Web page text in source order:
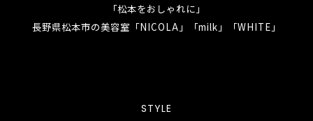
「松本をおしゃれに」
長野県松本市の美容室「NICOLA」「milk」「WHITE」
STYLE